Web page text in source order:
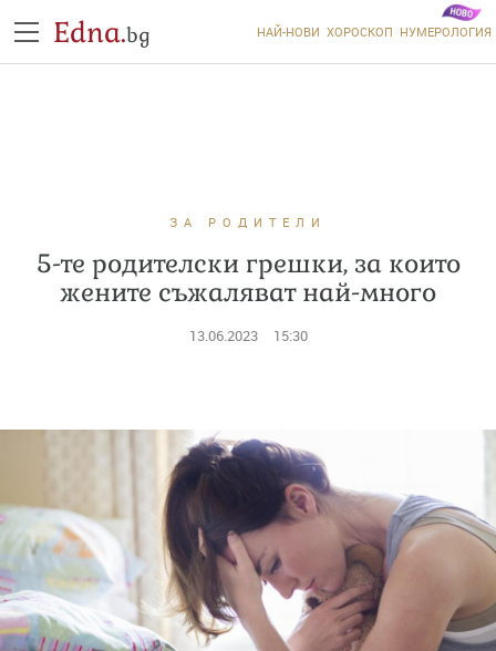
Edna.bg НАЙ-НОВИ ХОРОСКОП НУМЕРОЛОГИЯ
ЗА РОДИТЕЛИ
5-те родителски грешки, за които
жените съжаляват най-много
13.06.2023 15:30